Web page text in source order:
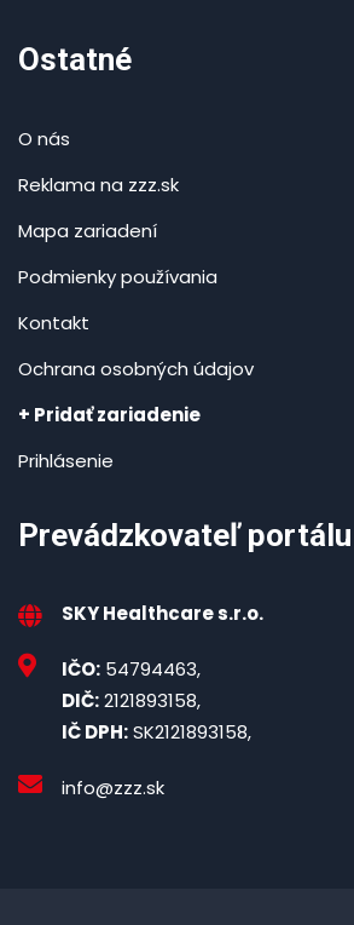
Ostatné
O nás
Reklama na zzz.sk
Mapa zariadení
Podmienky používania
Kontakt
Ochrana osobných údajov
+ Pridať zariadenie
Prihlásenie
Prevádzkovateľ portálu
SKY Healthcare s.r.o.
IČO: 54794463,
DIČ:2121893158,
IČ DPH:SK2121893158,
info@zzz.sk